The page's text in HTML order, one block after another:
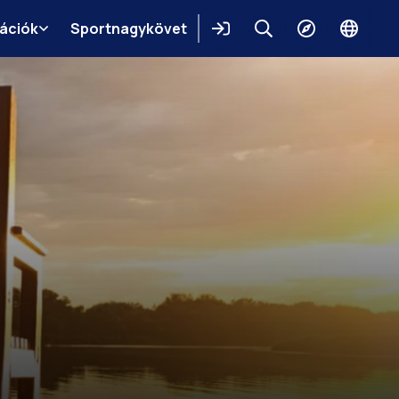
Sportnagykövet
BelépésKeresésFelfedezés
Change